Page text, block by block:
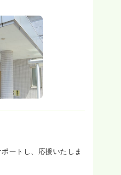
生活スタイルに合
パーまで徒歩1分と
て、「休むときはし
援に積極的です。
能です。
ートし、応援いたしま